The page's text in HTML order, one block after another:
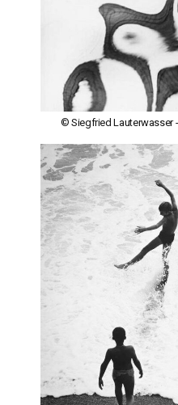
© Siegfried Lauterwasser